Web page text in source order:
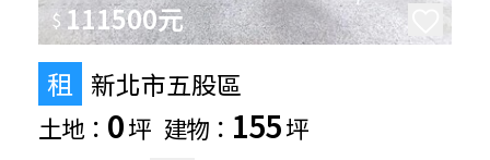
$ 111500元
租 新北市五股區
土地： 0坪 建物： 155坪